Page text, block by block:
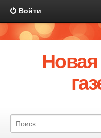
Войти
Новая